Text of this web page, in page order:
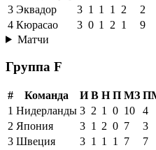
3 Эквадор 3 1 1 1 2 2
4 Кюрасао 3 0 1 2 1 9
Матчи
Группа F
# Команда И В Н П МЗ
1 Нидерланды 3 2 1 0 10 4
2 Япония 3 1 2 0 7 3
3 Швеция 3 1 1 1 7 7